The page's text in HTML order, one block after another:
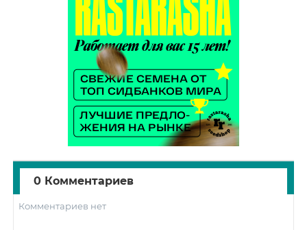
0 Комментариев
Комментариев нет